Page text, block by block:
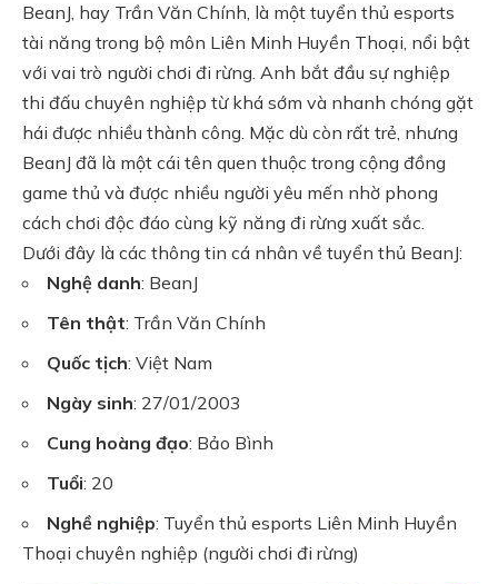
BeanJ, hay Trần Văn Chính, là một tuyển thủ esports
tài năng trong bộ môn Liên Minh Huyền Thoại, nổi bật
với vai trò người chơi đi rừng. Anh bắt đầu sự nghiệp
thi đấu chuyên nghiệp từ khá sớm và nhanh chóng gặt
hái được nhiều thành công. Mặc dù còn rất trẻ, nhưng
BeanJ đã là một cái tên quen thuộc trong cộng đồng
game thủ và được nhiều người yêu mến nhờ phong
cách chơi độc đáo cùng kỹ năng đi rừng xuất sắc.
Dưới đây là các thông tin cá nhân về tuyển thủ BeanJ:
Nghệ danh: BeanJ
Tên thật: Trần Văn Chính
Quốc tịch: Việt Nam
Ngày sinh: 27/01/2003
Cung hoàng đạo: Bảo Bình
Tuổi: 20
Nghề nghiệp: Tuyển thủ esports Liên Minh Huyền
Thoại chuyên nghiệp (người chơi đi rừng)